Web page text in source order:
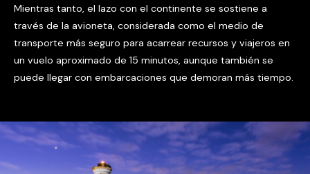
Mientras tanto, el lazo con el continente se sostiene a
través de la avioneta, considerada como el medio de
transporte más seguro para acarrear recursos y viajeros en
un vuelo aproximado de 15 minutos, aunque también se
puede llegar con embarcaciones que demoran más tiempo.